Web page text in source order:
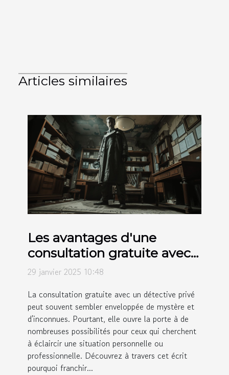
Articles similaires
Les avantages d'une
consultation gratuite avec
un détective privé
29 janvier 2025 10:48
La consultation gratuite avec un détective privé
peut souvent sembler enveloppée de mystère et
d'inconnues. Pourtant, elle ouvre la porte à de
nombreuses possibilités pour ceux qui cherchent
à éclaircir une situation personnelle ou
professionnelle. Découvrez à travers cet écrit
pourquoi franchir...